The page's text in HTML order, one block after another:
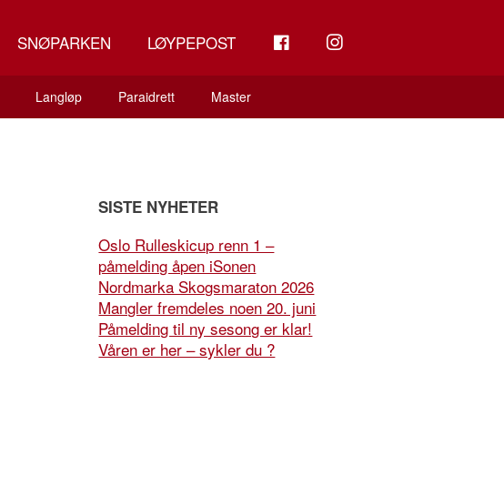
SNØPARKEN LØYPEPOST INSTAGRAM
Langløp Paraidrett Master
SISTE NYHETER
Oslo Rulleskicup renn 1 –
påmelding åpen iSonen
Nordmarka Skogsmaraton 2026
Mangler fremdeles noen 20. juni
Påmelding til ny sesong er klar!
Våren er her – sykler du ?